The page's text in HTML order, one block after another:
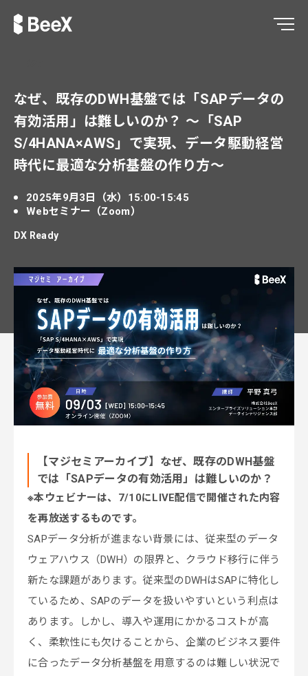
なぜ、既存のDWH基盤では「SAPデータの
有効活用」は難しいのか？ ～「SAP
S/4HANA×AWS」で実現、データ駆動経営
時代に最適な分析基盤の作り方～
2025年9月3日（水）15:00-15:45
Webセミナー（Zoom）
DX Ready
【マジセミアーカイブ】なぜ、既存のDWH基盤
では「SAPデータの有効活用」は難しいのか？
※本ウェビナーは、7/10にLIVE配信で開催された内容
を再放送するものです。
SAPデータ分析が進まない背景には、従来型のデータ
ウェアハウス（DWH）の限界と、クラウド移行に伴う
新たな課題があります。従来型のDWHはSAPに特化し
ているため、SAPのデータを扱いやすいという利点は
あります。しかし、導入や運用にかかるコストが高
く、柔軟性にも欠けることから、企業のビジネス要件
に合ったデータ分析基盤を用意するのは難しい状況で